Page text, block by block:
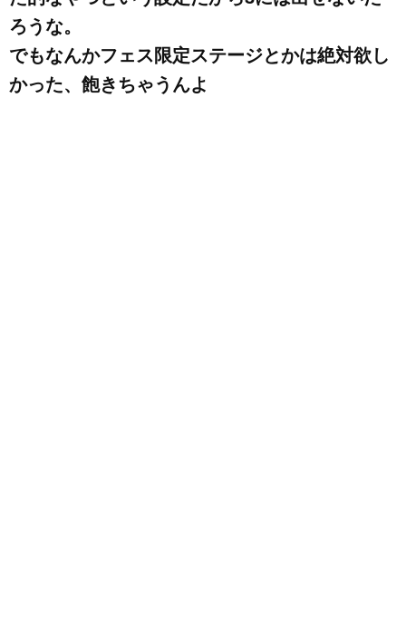
ろうな。
でもなんかフェス限定ステージとかは絶対欲し
かった、飽きちゃうんよ